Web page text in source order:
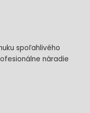
spoľahlivého
náradie